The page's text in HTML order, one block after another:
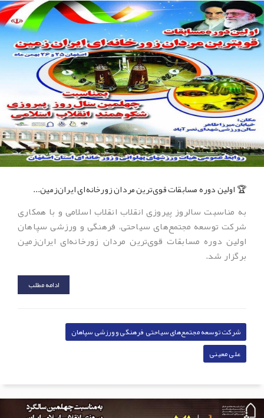
🏆 اولین دوره مسابقات قوی‌ترین مردان زورخانه‌ای ایران‌زمین...
به مناسبت سالروز پیروزی انقلاب انقلاب اسلامی و با همکاری
شرکت توسعه مجتمع‌های سیاحتی، فرهنگی و ورزشی سپاهان
اولین دوره مسابقات قوی‌ترین مردان زورخانه‌ای ایران‌زمین
برگزار شد.
ادامه مطلب
شرکت توسعه مجتمع‌های سیاحتی فرهنگی و ورزشی سپاهان
علی معینی